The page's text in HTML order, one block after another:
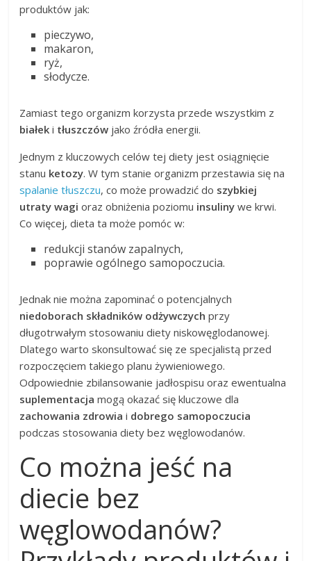
produktów jak:
pieczywo,
makaron,
ryż,
słodycze.
Zamiast tego organizm korzysta przede wszystkim z
białek i tłuszczów jako źródła energii.
Jednym z kluczowych celów tej diety jest osiągnięcie
stanu ketozy. W tym stanie organizm przestawia się na
spalanie tłuszczu, co może prowadzić do szybkiej
utraty wagi oraz obniżenia poziomu insuliny we krwi.
Co więcej, dieta ta może pomóc w:
redukcji stanów zapalnych,
poprawie ogólnego samopoczucia.
Jednak nie można zapominać o potencjalnych
niedoborach składników odżywczych przy
długotrwałym stosowaniu diety niskowęglodanowej.
Dlatego warto skonsultować się ze specjalistą przed
rozpoczęciem takiego planu żywieniowego.
Odpowiednie zbilansowanie jadłospisu oraz ewentualna
suplementacja mogą okazać się kluczowe dla
zachowania zdrowia i dobrego samopoczucia
podczas stosowania diety bez węglowodanów.
Co można jeść na
diecie bez
węglowodanów?